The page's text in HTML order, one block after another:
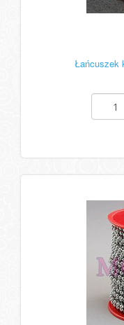
Łańcuszek